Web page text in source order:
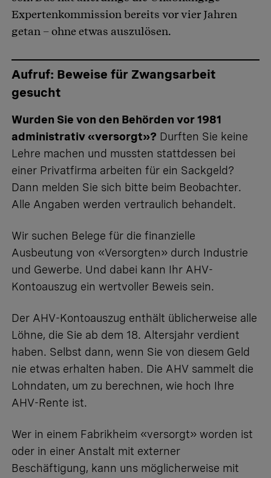
Expertenkommission bereits vor vier Jahren
getan – ohne etwas auszulösen.
Aufruf: Beweise für Zwangsarbeit
gesucht
Wurden Sie von den Behörden vor 1981
administrativ «versorgt»? Durften Sie keine
Lehre machen und mussten stattdessen bei
einer Privatfirma arbeiten für ein Sackgeld?
Dann melden Sie sich bitte beim Beobachter.
Alle Angaben werden vertraulich behandelt.
Wir suchen Belege für die finanzielle
Ausbeutung von «Versorgten» durch Industrie
und Gewerbe. Und dabei kann Ihr AHV-
Kontoauszug ein wertvoller Beweis sein.
Der AHV-Kontoauszug enthält üblicherweise alle
Löhne, die Sie ab dem 18. Altersjahr verdient
haben. Selbst dann, wenn Sie von diesem Geld
nie etwas erhalten haben. Die AHV sammelt die
Lohndaten, um zu berechnen, wie hoch Ihre
AHV-Rente ist.
Wer in einem Fabrikheim «versorgt» worden ist
oder in einer Anstalt mit externer
Beschäftigung, kann uns möglicherweise mit